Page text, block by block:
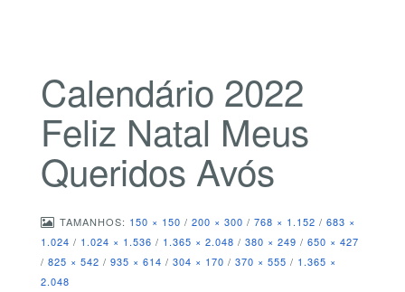
Calendário 2022
Feliz Natal Meus
Queridos Avós
TAMANHOS: 150 × 150 / 200 × 300 / 768 × 1.152 / 683 ×
1.024 / 1.024 × 1.536 / 1.365 × 2.048 / 380 × 249 / 650 × 427
/ 825 × 542 / 935 × 614 / 304 × 170 / 370 × 555 / 1.365 ×
2.048